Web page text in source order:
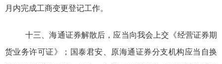
月 内完成工商变更登记工作。
十三、海通证券解散后，应当向我会上交《经营证券期
货业务许可证》；国泰君安、原海通证券分支机构应当自换